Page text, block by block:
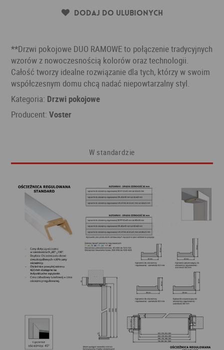
Dodaj do ulubionych
**Drzwi pokojowe DUO RAMOWE to połączenie tradycyjnych
wzorów z nowoczesnością kolorów oraz technologii.
Całość tworzy idealne rozwiązanie dla tych, którzy w swoim
współczesnym domu chcą nadać niepowtarzalny styl.
Kategoria: Drzwi pokojowe
Producent:Voster
W standardzie